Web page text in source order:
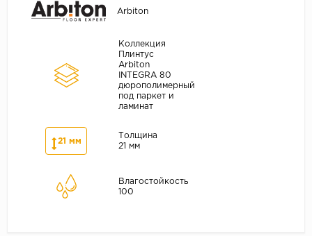
Arbiton
Коллекция
Плинтус
Arbiton
INTEGRA 80
дюрополимерный
под паркет и
ламинат
21 мм
Толщина
21 мм
Влагостойкость
100